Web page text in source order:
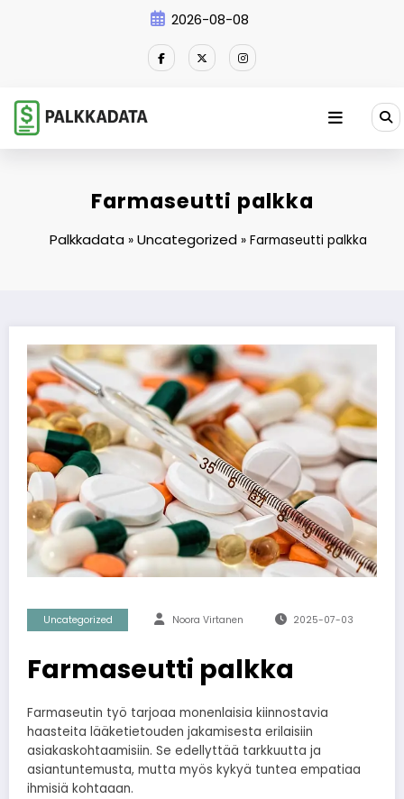
2026-08-08
Farmaseutti palkka
Palkkadata» Uncategorized» Farmaseutti palkka
Uncategorized Noora Virtanen 2025-07-03
Farmaseutti palkka
Farmaseutin työ tarjoaa monenlaisia kiinnostavia
haasteita lääketietouden jakamisesta erilaisiin
asiakaskohtaamisiin. Se edellyttää tarkkuutta ja
asiantuntemusta, mutta myös kykyä tuntea empatiaa
ihmisiä kohtaaan.